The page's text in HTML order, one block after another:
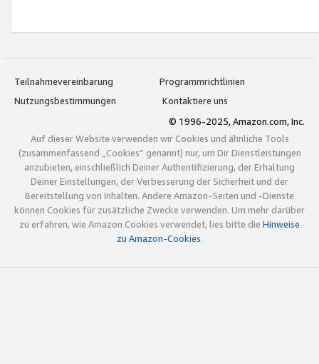
Teilnahmevereinbarung
Programmrichtlinien
Nutzungsbestimmungen
Kontaktiere uns
© 1996-2025, Amazon.com, Inc.
Auf dieser Website verwenden wir Cookies und ähnliche Tools
(zusammenfassend „Cookies“ genannt) nur, um Dir Dienstleistungen
anzubieten, einschließlich Deiner Authentifizierung, der Erhaltung
Deiner Einstellungen, der Verbesserung der Sicherheit und der
Bereitstellung von Inhalten. Andere Amazon-Seiten und -Dienste
können Cookies für zusätzliche Zwecke verwenden. Um mehr darüber
zu erfahren, wie Amazon Cookies verwendet, lies bitte die Hinweise
zu Amazon-Cookies.